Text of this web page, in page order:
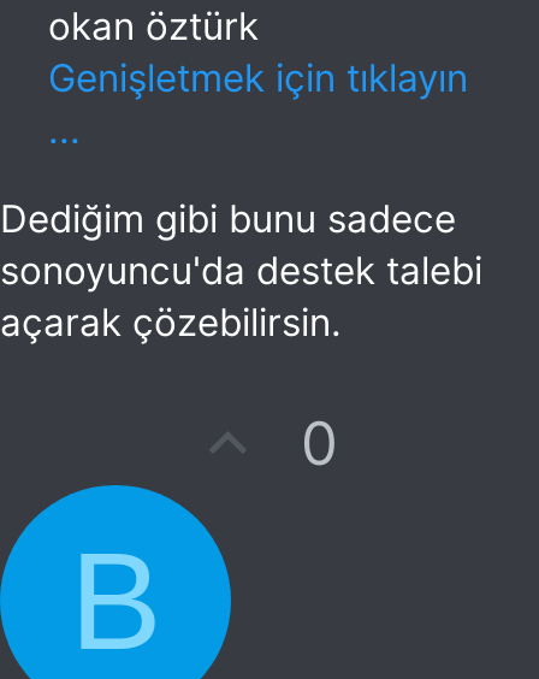
okan öztürk
Genişletmek için tıklayın
...
Dediğim gibi bunu sadece
sonoyuncu'da destek talebi
açarak çözebilirsin.
O0
B